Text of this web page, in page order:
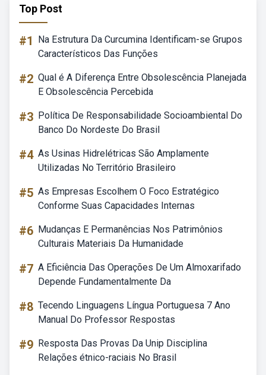
Top Post
#1
Na Estrutura Da Curcumina Identificam-se Grupos
Característicos Das Funções
#2 Qual é A Diferença Entre Obsolescência Planejada
E Obsolescência Percebida
#3 Política De Responsabilidade Socioambiental Do
Banco Do Nordeste Do Brasil
#4 As Usinas Hidrelétricas São Amplamente
Utilizadas No Território Brasileiro
#5 As Empresas Escolhem O Foco Estratégico
Conforme Suas Capacidades Internas
#6 Mudanças E Permanências Nos Patrimônios
Culturais Materiais Da Humanidade
#7 A Eficiência Das Operações De Um Almoxarifado
Depende Fundamentalmente Da
#8 Tecendo Linguagens Língua Portuguesa 7 Ano
Manual Do Professor Respostas
#9 Resposta Das Provas Da Unip Disciplina
Relações étnico-raciais No Brasil